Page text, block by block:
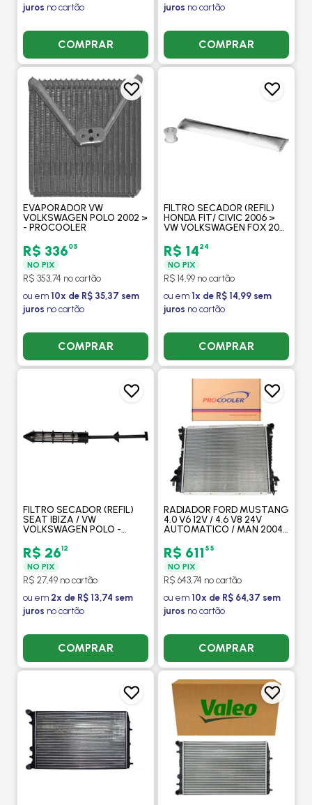
juros no cartão
COMPRAR
juros no cartão
COMPRAR
EVAPORADOR VW
VOLKSWAGEN POLO 2002 >
- PROCOOLER
R$ 33605
NO PIX
R$ 353,74 no cartão
ou em 10x de R$ 35,37 sem
juros no cartão
COMPRAR
FILTRO SECADOR (REFIL)
HONDA FIT/ CIVIC 2006 >
VW VOLKSWAGEN FOX 2001
TOYOTA COROLLA 2001 A
2009 - PROCOOLER
R$ 1424
NO PIX
R$ 14,99 no cartão
ou em 1x de R$ 14,99 sem
juros no cartão
COMPRAR
FILTRO SECADOR (REFIL)
SEAT IBIZA / VW
VOLKSWAGEN POLO -
R$ 2612
NO PIX
R$ 27,49 no cartão
ou em 2x de R$ 13,74 sem
juros no cartão
COMPRAR
RADIADOR FORD MUSTANG
4.0 V6 12V / 4.6 V8 24V
AUTOMATICO / MAN 2004
R$ 611 55
NO PIX
R$ 643,74 no cartão
ou em 10x de R$ 64,37 sem
juros no cartão
COMPRAR